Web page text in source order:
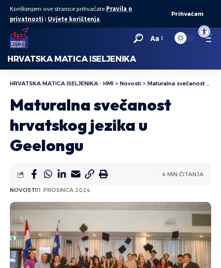
Open
Korištenjem ove stranice prihvaćate Pravila o
privatnosti i Uvjete korištenja.
Prihvaćam
Aa
HRVATSKA MATICA ISELJENIKA
HRVATSKA MATICA ISELJENIKA - HMI > Novosti > Maturalna svečanost hrvatskog jezika u Geelongu
Maturalna svečanost
hrvatskog jezika u
Geelongu
NOVOSTI11. PROSINCA 2024.
4 MIN ČITANJA